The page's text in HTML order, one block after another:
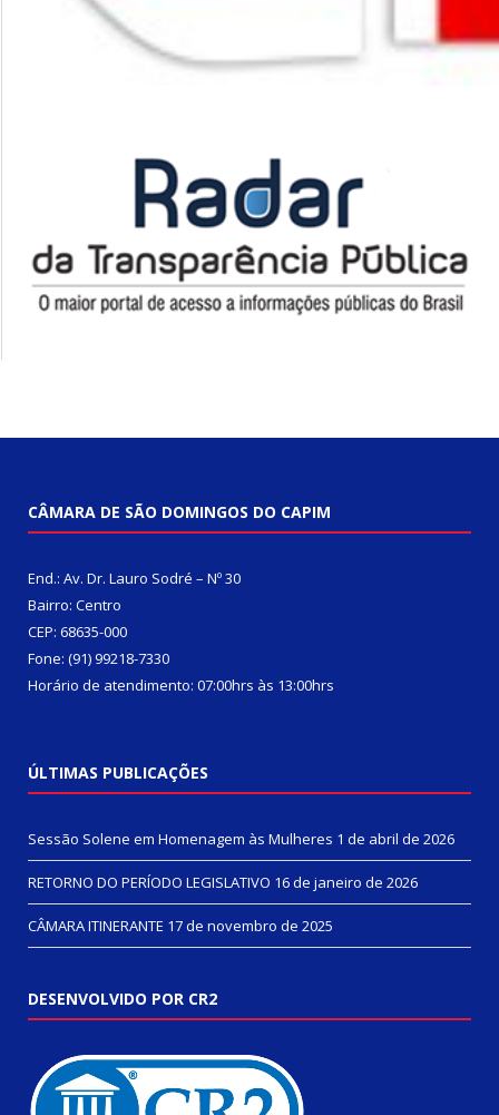
CÂMARA DE SÃO DOMINGOS DO CAPIM
End.: Av. Dr. Lauro Sodré – Nº 30
Bairro: Centro
CEP: 68635-000
Fone: (91) 99218-7330
Horário de atendimento: 07:00hrs às 13:00hrs
ÚLTIMAS PUBLICAÇÕES
Sessão Solene em Homenagem às Mulheres 1 de abril de 2026
RETORNO DO PERÍODO LEGISLATIVO 16 de janeiro de 2026
CÂMARA ITINERANTE 17 de novembro de 2025
DESENVOLVIDO POR CR2